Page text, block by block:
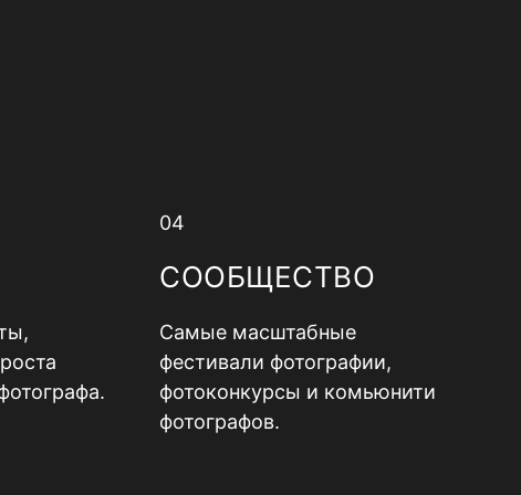
04
СООБЩЕСТВО
Самые масштабные
фестивали фотографии,
фотоконкурсы и комьюнити
фотографов.